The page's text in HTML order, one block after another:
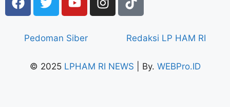
Pedoman Siber Redaksi LP HAM RI
© 2025 LPHAM RI NEWS | By. WEBPro.ID